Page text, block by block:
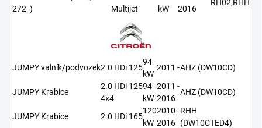
272_)
Multijet
kW
2016
RH02,RHH
JUMPY valník/podvozek2.0 HDi 125
94
kW
2011 -AHZ (DW10CD)
JUMPY Krabice
2.0 HDi 125
4x4
94
kW
2011 -
2016
AHZ (DW10CD)
JUMPY Krabice 2.0 HDi 165
120
kW
2010 -
2016
RHH
(DW10CTED4)